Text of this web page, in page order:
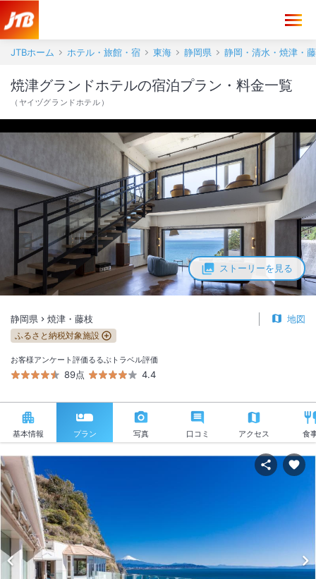
JTBホーム ホテル・旅館・宿 東海 静岡県 静岡・清水・焼津・
ストーリーを見る
焼津グランドホテルの宿泊プラン・料金一覧
（ ヤイヅグランドホテル ）
静岡県 焼津・藤枝 地図
ふるさと納税対象施設
お客様アンケート評価
89点
るるぶトラベル評価
4.4
基本情報 プラン 写真 口コミ アクセス 食